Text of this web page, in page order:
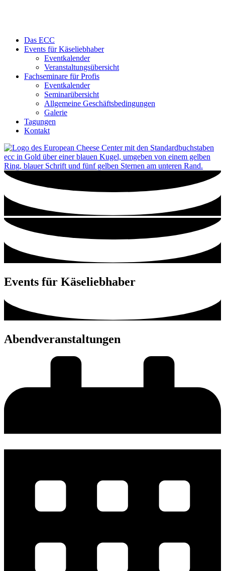
Das ECC
Events für Käseliebhaber
Eventkalender
Veranstaltungsübersicht
Fachseminare für Profis
Eventkalender
Seminarübersicht
Allgemeine Geschäftsbedingungen
Galerie
Tagungen
Kontakt
Events für Käseliebhaber​
Abendveranstaltungen